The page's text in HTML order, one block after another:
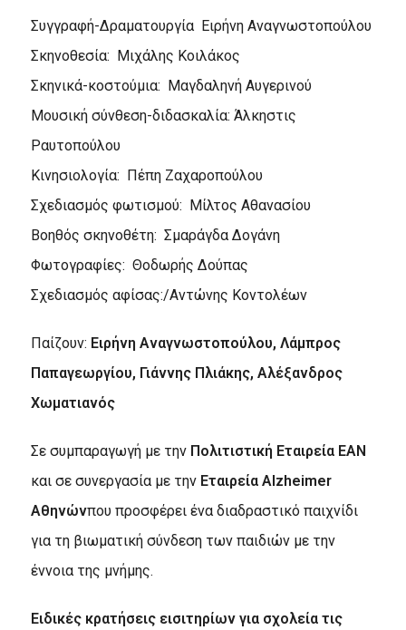
Συγγραφή-Δραματουργία Ειρήνη Αναγνωστοπούλου
Σκηνοθεσία: Μιχάλης Κοιλάκος
Σκηνικά-κοστούμια: Μαγδαληνή Αυγερινού
Μουσική σύνθεση-διδασκαλία: Άλκηστις
Ραυτοπούλου
Κινησιολογία: Πέπη Ζαχαροπούλου
Σχεδιασμός φωτισμού: Μίλτος Αθανασίου
Βοηθός σκηνοθέτη: Σμαράγδα Δογάνη
Φωτογραφίες: Θοδωρής Δούπας
Σχεδιασμός αφίσας:/Αντώνης Κοντολέων
Παίζουν: Ειρήνη Αναγνωστοπούλου, Λάμπρος
Παπαγεωργίου, Γιάννης Πλιάκης, Αλέξανδρος
Χωματιανός
Σε συμπαραγωγή με την Πολιτιστική Εταιρεία ΕΑΝ
και σε συνεργασία με την Εταιρεία Alzheimer
Αθηνώνπου προσφέρει ένα διαδραστικό παιχνίδι
για τη βιωματική σύνδεση των παιδιών με την
έννοια της μνήμης.
Ειδικές κρατήσεις εισιτηρίων για σχολεία τις